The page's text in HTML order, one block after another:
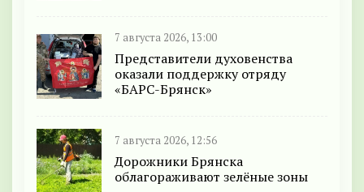
7 августа 2026, 13:00
Представители духовенства
оказали поддержку отряду
«БАРС-Брянск»
7 августа 2026, 12:56
Дорожники Брянска
облагораживают зелёные зоны